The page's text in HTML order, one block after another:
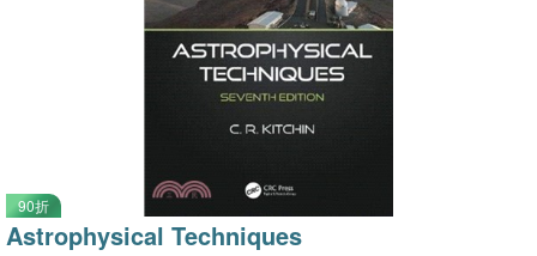
90折
Astrophysical Techniques